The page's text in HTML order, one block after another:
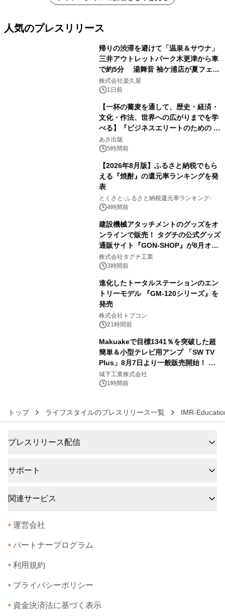
人気のプレスリリース
帰りの渋滞を避けて「温泉＆サウナ」
三井アウトレットパーク木更津から車
で約5分 湯舞音 袖ケ浦店が夏フェア
メニューを提供
株式会社楽久屋
1日前
【一杯の蕎麦を通して、歴史・経済・
文化・作法、世界への広がりまでを学
べる】『ビジネスエリートのための 教
養としての蕎麦』2026年8月25日
（火）発売
あさ出版
5時間前
【2026年8月版】ふるさと納税でもら
える『焼酎』の還元率ランキングを発
表
とくさと-ふるさと納税還元率ランキング-
4時間前
建設機械アタッチメントのグッズをオ
ンラインで販売！ タグチの公式グッズ
通販サイト『GON-SHOP』が8月オー
プン
株式会社タグチ工業
3時間前
進化したトータルステーションのエン
トリーモデル 『GM-120シリーズ』を
発売
株式会社トプコン
21時間前
Makuakeで目標1341％を突破した超
簡単＆小型テレビ用アンプ 「SW TV
Plus」8月7日より一般販売開始！ ケ
ーブル1本つなぐだけ、テレビの音が
ぐっと豊かに
城下工業株式会社
1時間前
トップ ライフスタイルのプレスリリース一覧 IMR-
プレスリリース配信
サポート
関連サービス
• 運営会社
• パートナープログラム
• 利用規約
• プライバシーポリシー
• 資金決済法に基づく表示